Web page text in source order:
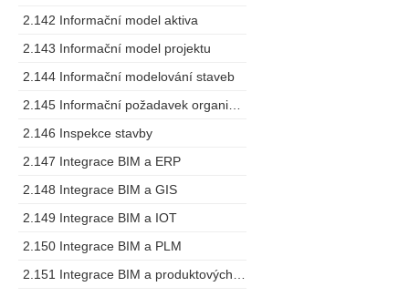
2.142 Informační model aktiva
2.143 Informační model projektu
2.144 Informační modelování staveb
2.146 Inspekce stavby
2.147 Integrace BIM a ERP
2.148 Integrace BIM a GIS
2.149 Integrace BIM a IOT
2.150 Integrace BIM a PLM